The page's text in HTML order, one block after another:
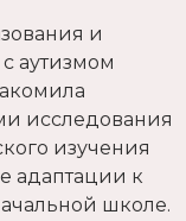
и
аутизмом
исследования
изучения
адаптации к
школе.